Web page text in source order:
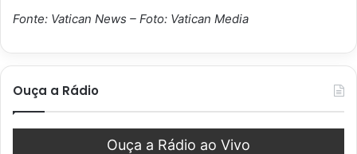
Fonte: Vatican News – Foto: Vatican Media
Ouça a Rádio
Ouça a Rádio ao Vivo